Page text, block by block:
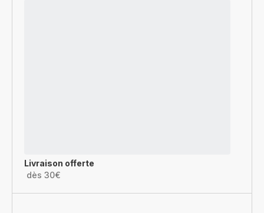
Livraison offerte
dès 30€